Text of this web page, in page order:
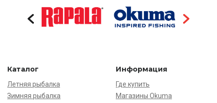
Каталог
Летняя рыбалка
Зимняя рыбалка
Информация
Где купить
Магазины Okuma